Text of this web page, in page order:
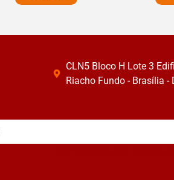
CLN5 Bloco H Lote 3
Riacho Fundo - Brasília -